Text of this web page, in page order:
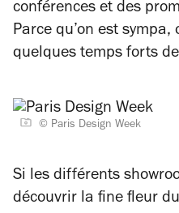
conférences et des
Parce qu’on est
quelques temps forts
© Paris Design Week
Si les différents
découvrir la fine fleur